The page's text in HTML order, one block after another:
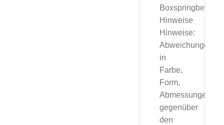
Boxspringbett
Hinweise
Hinweise:
Abweichungen
in
Farbe,
Form,
Abmessungen
gegenüber
den